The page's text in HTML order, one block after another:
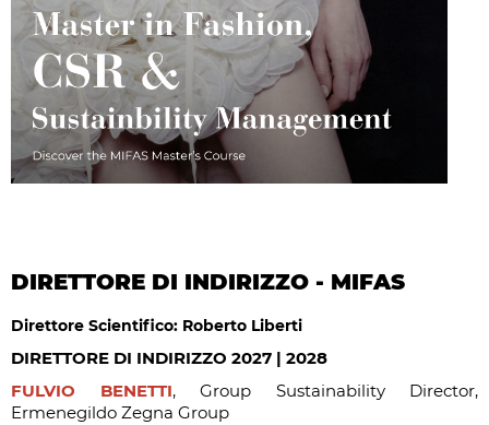
DIRETTORE DI INDIRIZZO - MIFAS
Direttore Scientifico: Roberto Liberti
DIRETTORE DI INDIRIZZO 2027 | 2028
FULVIO BENETTI, Group Sustainability Director,
Ermenegildo Zegna Group